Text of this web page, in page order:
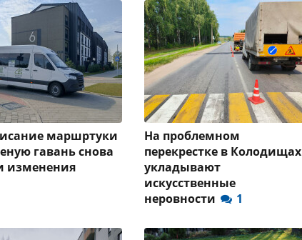
маршртуки
гавань снова
изменения
На проблемном
перекрестке в Колодищах
укладывают
искусственные
неровности
1